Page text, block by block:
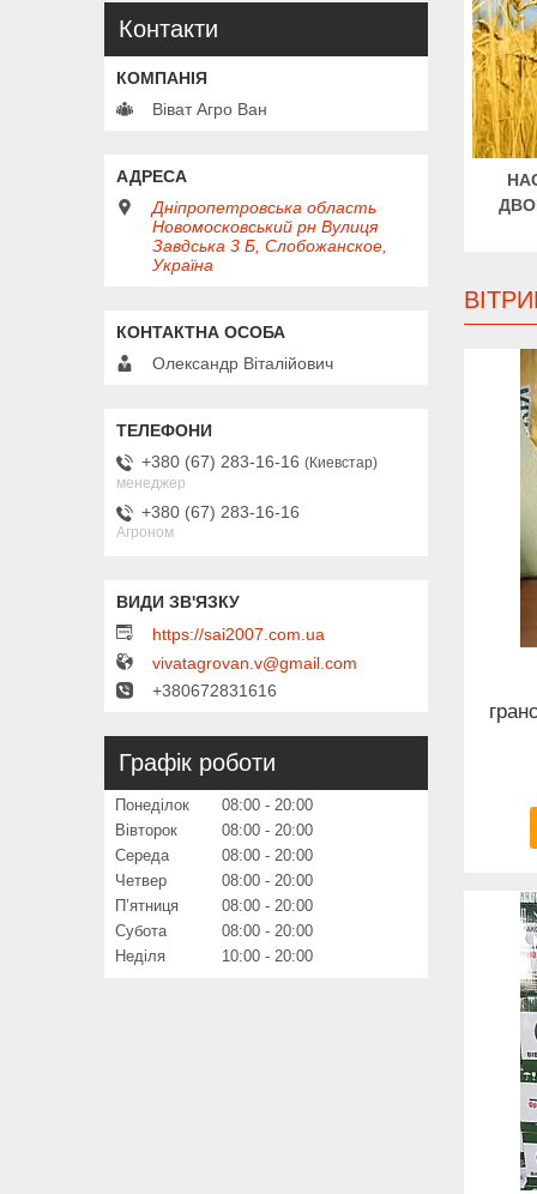
Контакти
Віват Агро Ван
Дніпропетровська область
Новомосковський рн Вулиця
Завдська 3 Б, Слобожанское,
Україна
Олександр Віталійович
+380 (67) 283-16-16
Киевстар
менеджер
+380 (67) 283-16-16
Агроном
https://sai2007.com.ua
vivatagrovan.v@gmail.com
+380672831616
Графік роботи
Понеділок 08:00
20:00
Вівторок
08:00
20:00
Середа
08:00
20:00
Четвер
08:00
20:00
Пʼятниця
08:00
20:00
Субота
08:00
20:00
Неділя
10:00 20:00